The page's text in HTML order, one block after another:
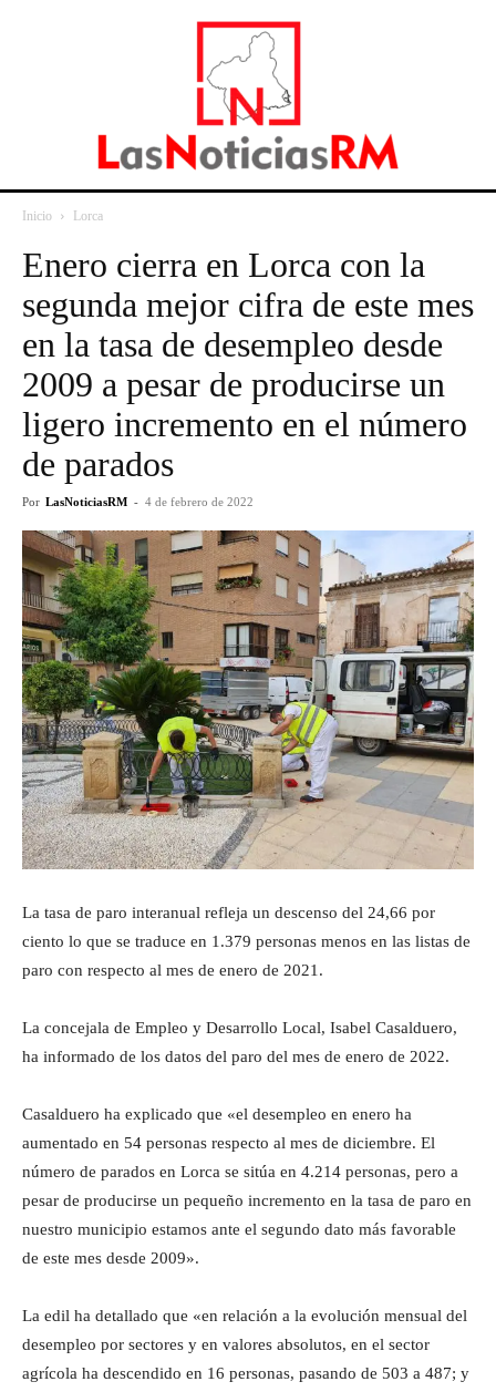
Inicio Lorca
Enero cierra en Lorca con la
segunda mejor cifra de este mes
en la tasa de desempleo desde
2009 a pesar de producirse un
ligero incremento en el número
de parados
Por LasNoticiasRM - 4 de febrero de 2022
La tasa de paro interanual refleja un descenso del 24,66 por
ciento lo que se traduce en 1.379 personas menos en las listas de
paro con respecto al mes de enero de 2021.
La concejala de Empleo y Desarrollo Local, Isabel Casalduero,
ha informado de los datos del paro del mes de enero de 2022.
Casalduero ha explicado que «el desempleo en enero ha
aumentado en 54 personas respecto al mes de diciembre. El
número de parados en Lorca se sitúa en 4.214 personas, pero a
pesar de producirse un pequeño incremento en la tasa de paro en
nuestro municipio estamos ante el segundo dato más favorable
de este mes desde 2009».
La edil ha detallado que «en relación a la evolución mensual del
desempleo por sectores y en valores absolutos, en el sector
agrícola ha descendido en 16 personas, pasando de 503 a 487; y